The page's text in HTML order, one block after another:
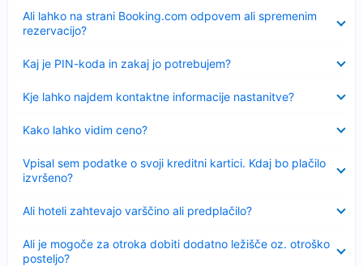
Ali lahko na strani Booking.com odpovem ali spremenim
rezervacijo?
Kaj je PIN-koda in zakaj jo potrebujem?
Kje lahko najdem kontaktne informacije nastanitve?
Kako lahko vidim ceno?
Vpisal sem podatke o svoji kreditni kartici. Kdaj bo plačilo
izvršeno?
Ali hoteli zahtevajo varščino ali predplačilo?
Ali je mogoče za otroka dobiti dodatno ležišče oz. otroško
posteljo?